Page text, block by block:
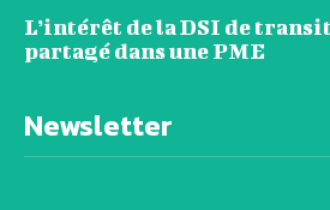
L’intérêt de la DSI de
partagé dans une PME
Newsletter